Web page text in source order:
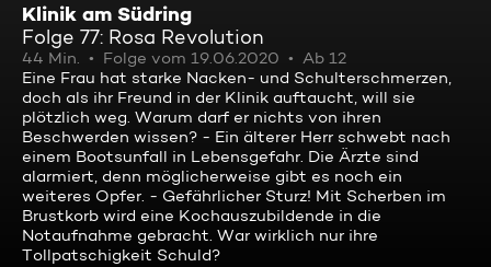
Klinik am Südring
Folge 77: Rosa Revolution
44 Min. Folge vom 19.06.2020
Ab 12
Eine Frau hat starke Nacken- und Schulterschmerzen,
doch als ihr Freund in der Klinik auftaucht, will sie
plötzlich weg. Warum darf er nichts von ihren
Beschwerden wissen? - Ein älterer Herr schwebt nach
einem Bootsunfall in Lebensgefahr. Die Ärzte sind
alarmiert, denn möglicherweise gibt es noch ein
weiteres Opfer. - Gefährlicher Sturz! Mit Scherben im
Brustkorb wird eine Kochauszubildende in die
Notaufnahme gebracht. War wirklich nur ihre
Tollpatschigkeit Schuld?